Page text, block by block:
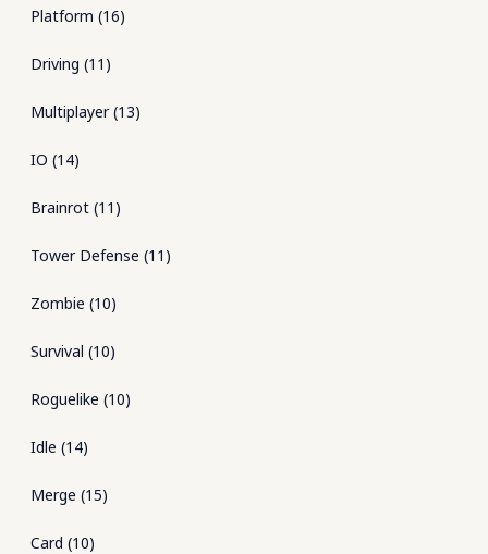
Platform (16)
Driving (11 )
Multiplayer(13)
IO (14)
Brainrot (11 )
Tower Defense (11 )
Zombie (10)
Survival (10)
Roguelike (10)
Idle (14)
Merge (15)
Card (10)